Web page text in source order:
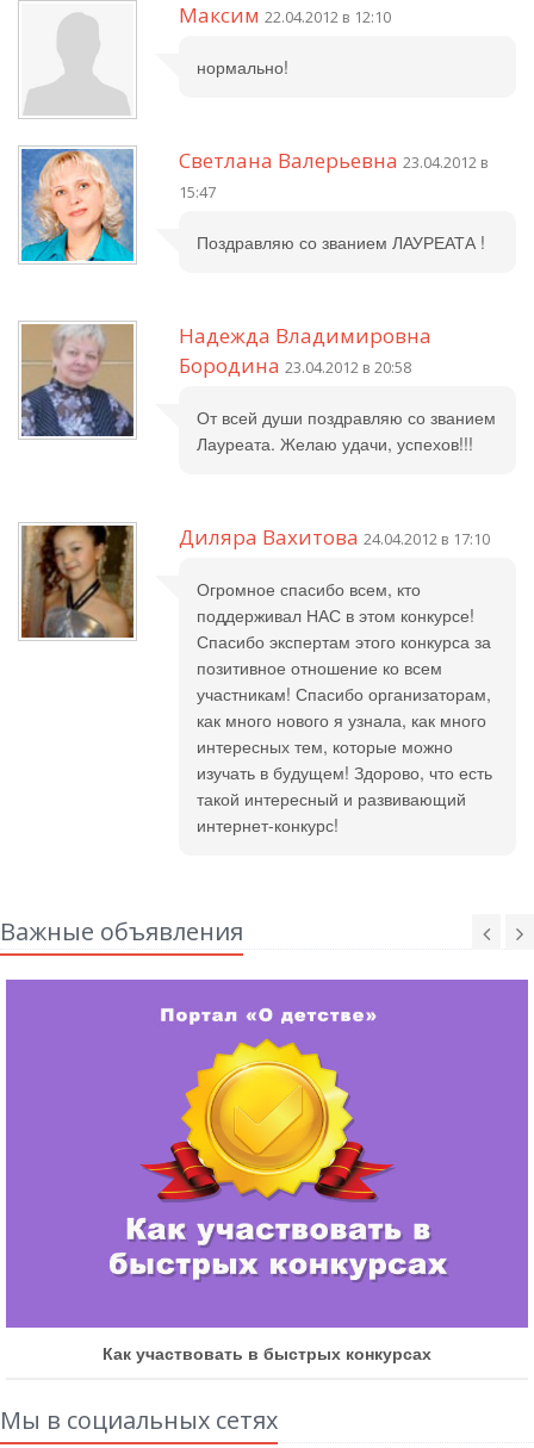
Максим 22.04.2012 в 12:10
нормально!
Светлана Валерьевна 23.04.2012 в
15:47
Поздравляю со званием ЛАУРЕАТА !
Надежда Владимировна
Бородина 23.04.2012 в 20:58
От всей души поздравляю со званием
Лауреата. Желаю удачи, успехов!!!
Диляра Вахитова 24.04.2012 в 17:10
Огромное спасибо всем, кто
поддерживал НАС в этом конкурсе!
Спасибо экспертам этого конкурса за
позитивное отношение ко всем
участникам! Спасибо организаторам,
как много нового я узнала, как много
интересных тем, которые можно
изучать в будущем! Здорово, что есть
такой интересный и развивающий
интернет-конкурс!
Важные объявления
Как участвовать в быстрых конкурсах
Мы в социальных сетях